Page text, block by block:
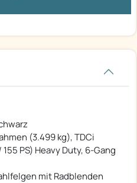
(3.499 kg), TDCi
PS) Heavy Duty, 6-Gang
mit Radblenden